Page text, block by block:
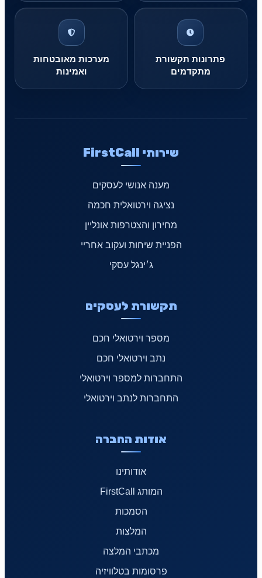
פתרונות תקשורת
מתקדמים
מערכות מאובטחות
ואמינות
שירותי FirstCall
מענה אנושי לעסקים
נציגה וירטואלית חכמה
מחירון והצטרפות אונליין
הפניית שיחות ועקוב אחריי
ג׳ינגל עסקי
תקשורת לעסקים
מספר וירטואלי חכם
נתב וירטואלי חכם
התחברות למספר וירטואלי
התחברות לנתב וירטואלי
אודות החברה
אודותינו
המותג FirstCall
הסמכות
המלצות
מכתבי המלצה
פרסומות בטלוויזיה